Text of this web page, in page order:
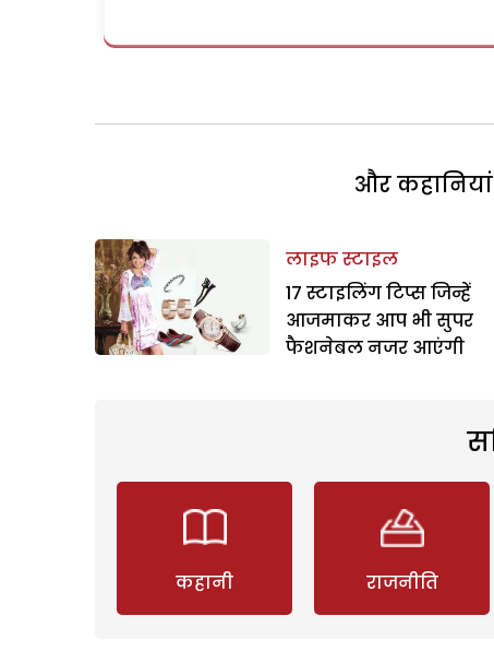
और
लाइफ स्टाइल
17 स्टाइलिंग टिप्स जिन्हें
आजमाकर आप भी सुपर
फैशनेबल नजर आएंगी
कहानी राजनीति